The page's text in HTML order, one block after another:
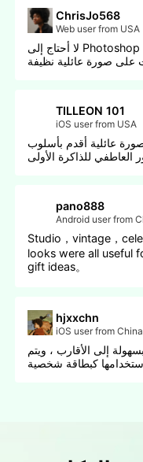
ChrisJo568
Web user from USA
لا أحتاج إلى Photoshop أو مهارات التحرير. لقد اخترت أسلوبًا ،
TILLEON 101
iOS user from USA
عائلية أقدم بأسلوب
pano888
Android user from
Studio，vintage，
looks were all useful
gift ideas。
hjxxchn
iOS user from China
إلى الأقارب ، ويتم